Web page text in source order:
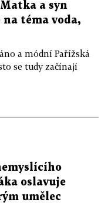
a syn
téma voda,
a módní Pařížská
se tudy začínají
oslavuje
umělec